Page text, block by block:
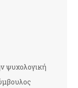
ψυχολογική